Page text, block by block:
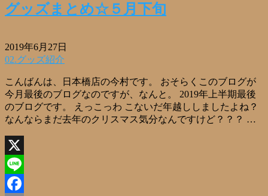
グッズまとめ☆５月下旬
2019年6月27日
02.グッズ紹介
こんばんは、日本橋店の今村です。 おそらくこのブログが
今月最後のブログなのですが、なんと。 2019年上半期最後
のブログです。 えっこっわ こないだ年越ししましたよね？
なんならまだ去年のクリスマス気分なんですけど？？？ …
X
Line